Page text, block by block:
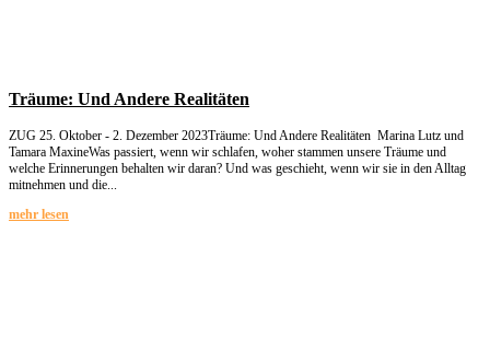
Träume: Und Andere Realitäten
ZUG 25. Oktober - 2. Dezember 2023Träume: Und Andere Realitäten Marina Lutz und
Tamara MaxineWas passiert, wenn wir schlafen, woher stammen unsere Träume und
welche Erinnerungen behalten wir daran? Und was geschieht, wenn wir sie in den Alltag
mitnehmen und die...
mehr lesen